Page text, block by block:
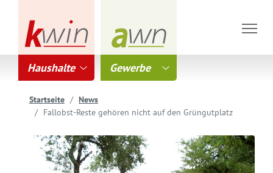
Haushalte Gewerbe
Startseite
News
Fallobst-Reste gehören nicht auf den Grüngutplatz